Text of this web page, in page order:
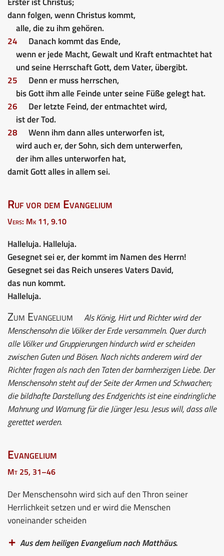
dann folgen, wenn Christus kommt,
alle, die zu ihm gehören.
24
Danach kommt das Ende,
wenn er jede Macht, Gewalt und Kraft entmachtet hat
und seine Herrschaft Gott, dem Vater, übergibt.
25
Denn er muss herrschen,
bis Gott ihm alle Feinde unter seine Füße gelegt hat.
26
Der letzte Feind, der entmachtet wird,
ist der Tod.
28
Wenn ihm dann alles unterworfen ist,
wird auch er, der Sohn, sich dem unterwerfen,
der ihm alles unterworfen hat,
damit Gott alles in allem sei.
Ruf vor dem Evangelium
Vers: Mk 11, 9.10
Halleluja. Halleluja.
Gesegnet sei er, der kommt im Namen des Herrn!
Gesegnet sei das Reich unseres Vaters David,
das nun kommt.
Halleluja.
Zum Evangelium
Als König, Hirt und Richter wird der
Menschensohn die Völker der Erde versammeln. Quer durch
alle Völker und Gruppierungen hindurch wird er scheiden
zwischen Guten und Bösen. Nach nichts anderem wird der
Richter fragen als nach den Taten der barmherzigen Liebe. Der
Menschensohn steht auf der Seite der Armen und Schwachen;
die bildhafte Darstellung des Endgerichts ist eine eindringliche
Mahnung und Warnung für die Jünger Jesu. Jesus will, dass alle
gerettet werden.
Evangelium
Mt 25, 31–46
Der Menschensohn wird sich auf den Thron seiner
Herrlichkeit setzen und er wird die Menschen
voneinander scheiden
Aus dem heiligen Evangelium nach Matthäus.